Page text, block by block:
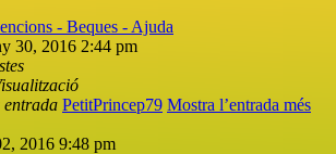
- Beques - Ajuda
30, 2016 2:44 pm
PetitPrincep79 Mostra l’entrada més
2016 9:48 pm